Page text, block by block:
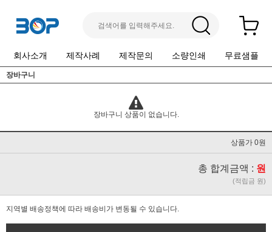
회사소개 제작사례 제작문의 소량인쇄 무료샘플
장바구니
장바구니 상품이 없습니다.
상품가 0원
총 합계금액 : 원
(적립금 원)
지역별 배송정책에 따라 배송비가 변동될 수 있습니다.